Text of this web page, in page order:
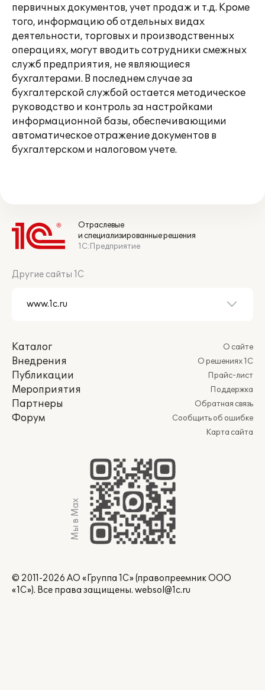
первичных документов, учет продаж и т.д. Кроме
того, информацию об отдельных видах
деятельности, торговых и производственных
операциях, могут вводить сотрудники смежных
служб предприятия, не являющиеся
бухгалтерами. В последнем случае за
бухгалтерской службой остается методическое
руководство и контроль за настройками
информационной базы, обеспечивающими
автоматическое отражение документов в
бухгалтерском и налоговом учете.
Отраслевые
и специализированные решения
1С:Предприятие
Другие сайты 1С
Каталог
Внедрения
Публикации
Мероприятия
Партнеры
Форум
О сайте
О решениях 1С
Прайс-лист
Поддержка
Обратная связь
Сообщить об ошибке
Карта сайта
Мы в Max
© 2011-2026 АО «Группа 1С» (правопреемник ООО
«1С»). Все права защищены. websol@1c.ru